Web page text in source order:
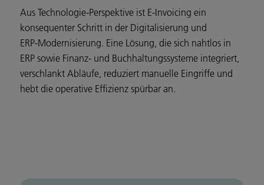
Aus Technologie‑Perspektive ist E‑Invoicing ein
konsequenter Schritt in der Digitalisierung und
ERP‑Modernisierung. Eine Lösung, die sich nahtlos in
ERP sowie Finanz- und Buchhaltungssysteme integriert,
verschlankt Abläufe, reduziert manuelle Eingriffe und
hebt die operative Effizienz spürbar an.